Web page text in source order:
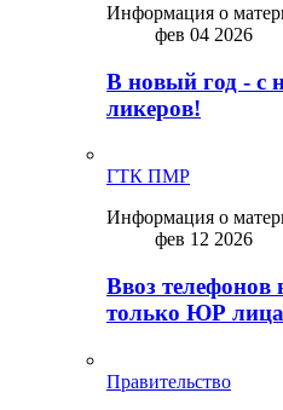
Информация о
фев 04 2026
В новый год - с
ликepoв!
ГТК ПМР
Информация о
фев 12 2026
Ввоз телефонов
только ЮР лица
Правительство